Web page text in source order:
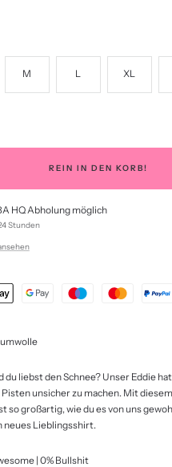
M L XL
REIN IN DEN KORB!
HQ Abholung möglich
Stunden
du liebst den Schnee? Unser Eddie
unsicher zu machen. Mit
so großartig, wie du es von uns
neues Lieblingsshirt.
| 0% Bullshit